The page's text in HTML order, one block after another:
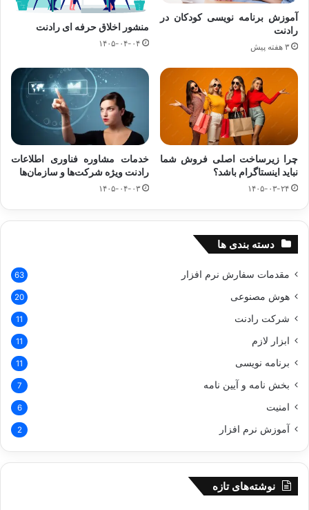
آموزش برنامه نویسی کودکان در
رادنت
۳ هفته پیش
منشور اخلاق حرفه‌ ای رادنت
۱۴۰۵-۰۴-۰۴
چرا زیرساخت اصلی فروش شما
نباید اینستاگرام باشد؟
۱۴۰۵-۰۳-۲۴
خدمات مشاوره فناوری اطلاعات
رادنت ویژه شرکت‌ها و سازمان‌ها
۱۴۰۵-۰۴-۰۳
دسته بندی ها
مقدمات سفارش نرم افزار 63
هوش مصنوعی 20
شرکت رادنت 11
ابزار لازم 11
برنامه نویسی 11
بخش نامه و آیین نامه 7
امنیت 6
آموزش نرم افزار 2
نوشته‌های تازه